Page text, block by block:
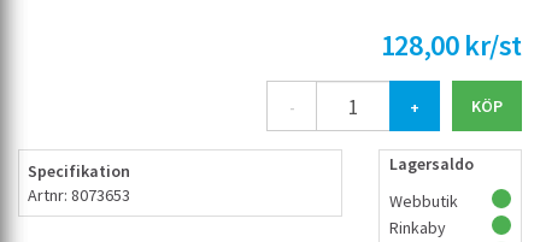
128,00 kr/st
- +
Specifikation
Artnr: 8073653
Lagersaldo
Webbutik
Rinkaby